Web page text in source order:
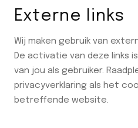
Externe links
Wij maken gebruik van
De activatie van deze links
van jou als gebruiker.
privacyverklaring als het
betreffende website.